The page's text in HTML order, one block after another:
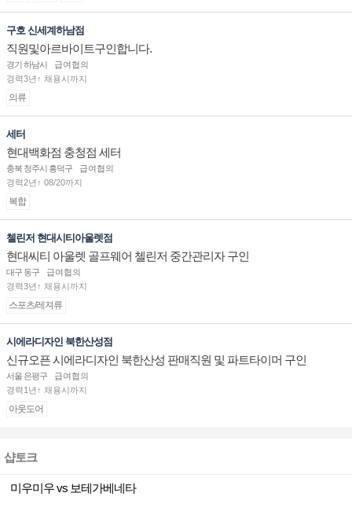
구호 신세계하남점
직원및아르바이트구인합니다.
경기 하남시
급여협의
경력3년↑ 채용시까지
의류
세터
현대백화점 충청점 세터
충북 청주시 흥덕구
급여협의
경력2년↑ 08/20까지
복합
첼린저 현대시티아울렛점
현대씨티 아울렛 골프웨어 첼린저 중간관리자 구인
대구 동구
급여협의
경력3년↑ 채용시까지
스포츠/레져류
시에라디자인 북한산성점
신규오픈 시에라디자인 북한산성 판매직원 및 파트타이머 구인
서울 은평구
급여협의
경력1년↑ 채용시까지
아웃도어
샵토크
미우미우 vs 보테가베네타